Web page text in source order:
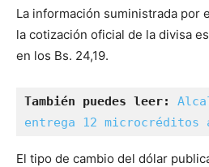
La información suministrada por
la cotización oficial de la divisa
en los Bs. 24,19.
También puedes leer:
entrega 12 microcréditos
El tipo de cambio del dólar